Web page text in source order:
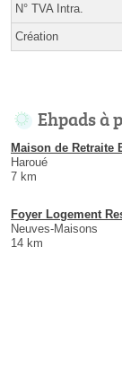
N° TVA Intra.
Création
Ehpads à
Maison de Retraite
Haroué
7 km
Foyer Logement
Neuves-Maisons
14 km